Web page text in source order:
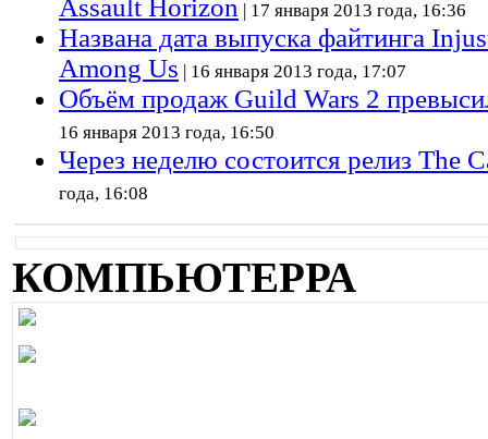
Assault Horizon | 17 января 2013 года, 16:36
Названа дата выпуска файтинга
Among Us | 16 января 2013 года, 17:07
Объём продаж Guild Wars 2
16 января 2013 года, 16:50
Через неделю состоится релиз The
года, 16:08
КОМПЬЮТЕРРА